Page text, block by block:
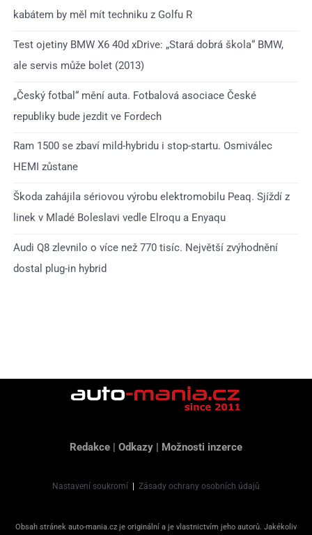
kabátem by měl mít techniku z Golfu R
Test ojetiny BMW X6 40d xDrive: „Stará dobrá škola“ BMW,
ale servis může bolet (2013)
„Český fotbal“ mění auta. Fotbalová asociace České
republiky bude jezdit ve Fordech
Ram 1500 se zbaví mild-hybridu i stop-startu. Osmiválec
HEMI zůstane
Škoda zahájila sériovou výrobu elektromobilu Peaq. Sjíždí z
linek v Mladé Boleslavi vedle Elroqu a Enyaqu
Audi Q8 zlevnilo o více než 770 tisíc. Největší zvýhodnění
dostal plug-in hybrid
Redakce | Odkazy | Možnosti inzerce
Nastavení soukromí | Zásady ochrany osobních údajů
Obsah stránek auto-mania.cz je originální a je vlastnictvím jeho autorů. Jakékoliv